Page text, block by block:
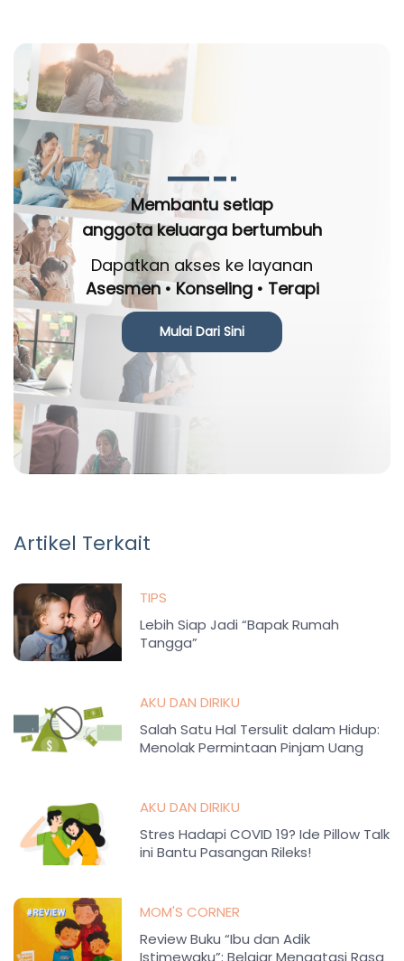
Membantu setiap
anggota keluarga bertumbuh
Dapatkan akses ke layanan
Asesmen • Konseling • Terapi
Mulai Dari Sini
Artikel Terkait
TIPS
Lebih Siap Jadi “Bapak Rumah
Tangga”
AKU DAN DIRIKU
Salah Satu Hal Tersulit dalam Hidup:
Menolak Permintaan Pinjam Uang
AKU DAN DIRIKU
Stres Hadapi COVID 19? Ide Pillow Talk
ini Bantu Pasangan Rileks!
MOM'S CORNER
Review Buku “Ibu dan Adik
Istimewaku”: Belajar Mengatasi Rasa